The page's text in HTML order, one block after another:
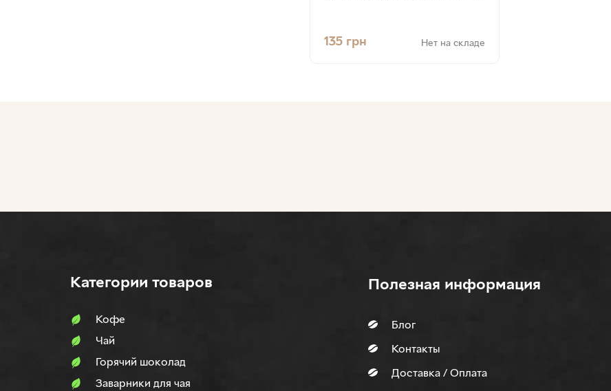
135 грн Нет на складе
Категории товаров
Кофе
Чай
Горячий шоколад
Заварники для чая
Полезная информация
Блог
Контакты
Доставка / Оплата